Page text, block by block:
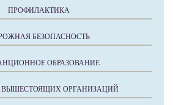
ПРОФИЛАКТИКА
БЕЗОПАСНОСТЬ
ОБРАЗОВАНИЕ
ВЫШЕСТОЯЩИХ ОРГАНИЗАЦИЙ